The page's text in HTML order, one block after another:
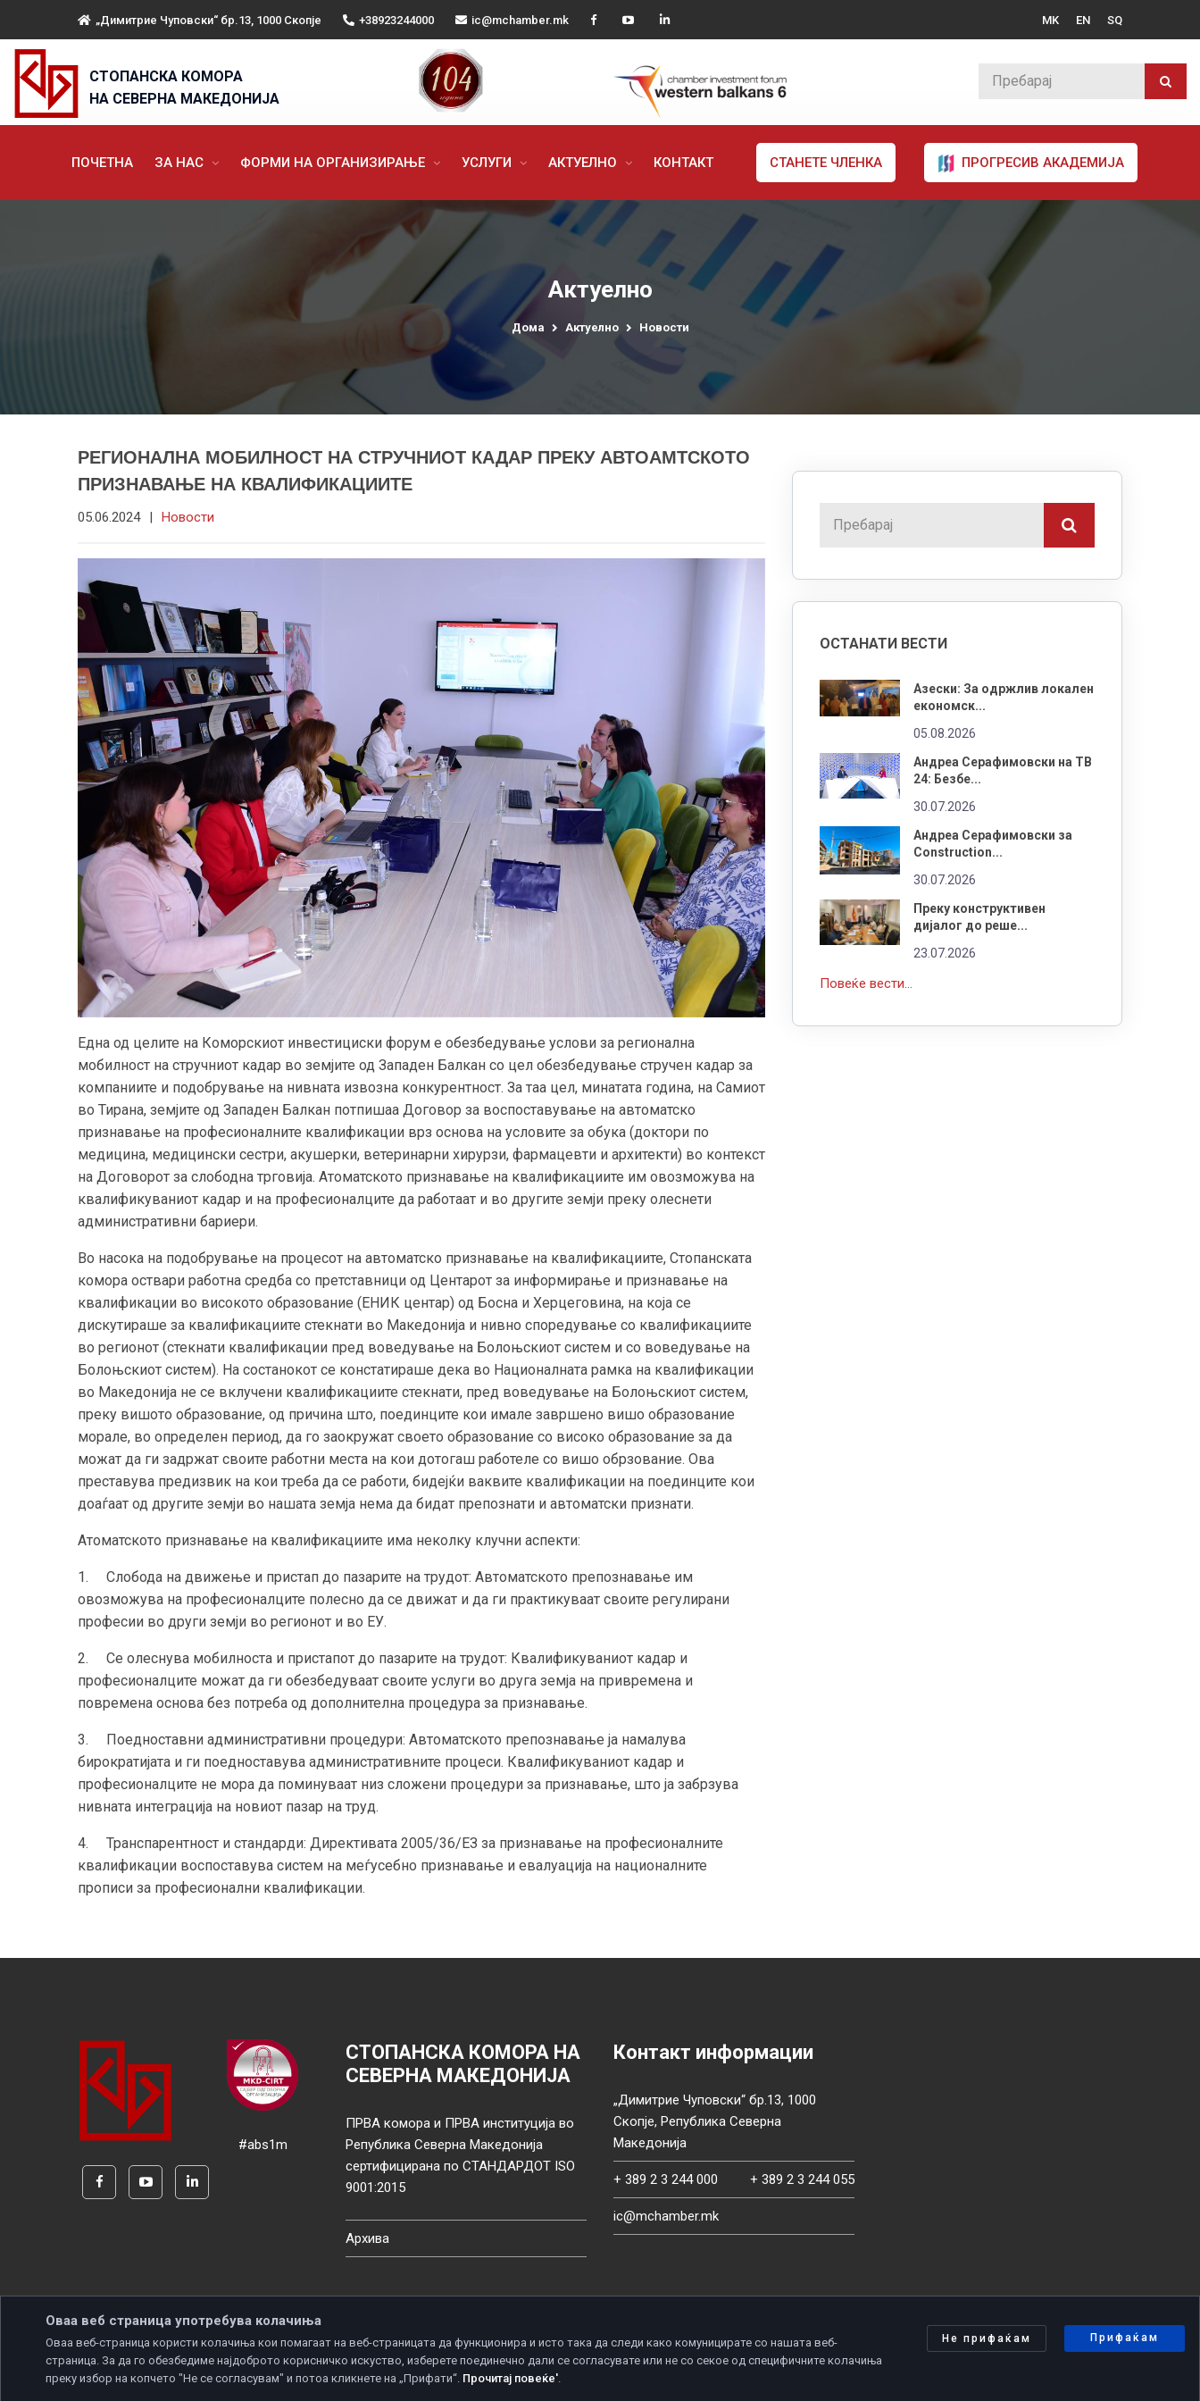
„Димитрие Чуповски“ бр.13, 1000 Скопје +38923244000 ic@mchamber.mk MK EN SQ
СТОПАНСКА КОМОРА
НА СЕВЕРНА МАКЕДОНИЈА
ПОЧЕТНА ЗА НАС ФОРМИ НА ОРГАНИЗИРАЊЕ УСЛУГИ АКТУЕЛНО КОНТАКТ СТАНЕТЕ ЧЛЕНКА ПРОГРЕСИВ АКАДЕМИЈА
Актуелно
Дома Актуелно Новости
РЕГИОНАЛНА МОБИЛНОСТ НА СТРУЧНИОТ КАДАР ПРЕКУ АВТОАМТСКОТО
ПРИЗНАВАЊЕ НА КВАЛИФИКАЦИИТЕ
05.06.2024 | Новости
Една од целите на Коморскиот инвестициски форум е обезбедување услови за регионална
мобилност на стручниот кадар во земјите од Западен Балкан со цел обезбедување стручен кадар за
компаниите и подобрување на нивната извозна конкурентност. За таа цел, минатата година, на Самиот
во Тирана, земјите од Западен Балкан потпишаа Договор за воспоставување на автоматско
признавање на професионалните квалификации врз основа на условите за обука (доктори по
медицина, медицински сестри, акушерки, ветеринарни хирурзи, фармацевти и архитекти) во контекст
на Договорот за слободна трговија. Атоматското признавање на квалификациите им овозможува на
квалификуваниот кадар и на професионалците да работаат и во другите земји преку олеснети
административни бариери.
Во насока на подобрување на процесот на автоматско признавање на квалификациите, Стопанската
комора оствари работна средба со претставници од Центарот за информирање и признавање на
квалификации во високото образование (ЕНИК центар) од Босна и Херцеговина, на која се
дискутираше за квалификациите стекнати во Македонија и нивно споредување со квалификациите
во регионот (стекнати квалификации пред воведување на Болоњскиот систем и со воведување на
Болоњскиот систем). На состанокот се констатираше дека во Националната рамка на квалификации
во Македонија не се вклучени квалификациите стекнати, пред воведување на Болоњскиот систем,
преку вишото образование, од причина што, поединците кои имале завршено вишо образование
морале, во определен период, да го заокружат своето образование со високо образование за да
можат да ги задржат своите работни места на кои дотогаш работеле со вишо обрзование. Ова
преставува предизвик на кои треба да се работи, бидејќи ваквите квалификации на поединците кои
доаѓаат од другите земји во нашата земја нема да бидат препознати и автоматски признати.
Атоматското признавање на квалификациите има неколку клучни аспекти:
1. Слобода на движење и пристап до пазарите на трудот: Автоматското препознавање им
овозможува на професионалците полесно да се движат и да ги практикуваат своите регулирани
професии во други земји во регионот и во ЕУ.
2. Се олеснува мобилноста и пристапот до пазарите на трудот: Квалификуваниот кадар и
професионалците можат да ги обезбедуваат своите услуги во друга земја на привремена и
повремена основа без потреба од дополнителна процедура за признавање.
3. Поедноставни административни процедури: Автоматското препознавање ја намалува
бирократијата и ги поедноставува административните процеси. Квалификуваниот кадар и
професионалците не мора да поминуваат низ сложени процедури за признавање, што ја забрзува
нивната интеграција на новиот пазар на труд.
4. Транспарентност и стандарди: Директивата 2005/36/ЕЗ за признавање на професионалните
квалификации воспоставува систем на меѓусебно признавање и евалуација на националните
прописи за професионални квалификации.
ОСТАНАТИ ВЕСТИ
Азески: За одржлив локален
економск...
05.08.2026
Андреа Серафимовски на ТВ
24: Безбе...
30.07.2026
Андреа Серафимовски за
Construction...
30.07.2026
Преку конструктивен
дијалог до реше...
23.07.2026
Повеќе вести...
#abs1m
СТОПАНСКА КОМОРА НА
СЕВЕРНА МАКЕДОНИЈА
ПРВА комора и ПРВА институција во
Република Северна Македонија
сертифицирана по СТАНДАРДОТ ISO
9001:2015
Архива
Контакт информации
„Димитрие Чуповски“ бр.13, 1000
Скопје, Република Северна
Македонија
+ 389 2 3 244 000 + 389 2 3 244 055
ic@mchamber.mk
Copyright © 2026 Developed by Unet. All rights reserved. Политика за приватност
Оваа веб страница употребува колачиња
Оваа веб-страница користи колачиња кои помагаат на веб-страницата да функционира и исто така да следи како комуницирате со нашата веб-
страница. За да го обезбедиме најдоброто корисничко искуство, изберете поединечно дали се согласувате или не со секое од специфичните колачиња
преку избор на копчето "Не се согласувам" и потоа кликнете на „Прифати“. Прочитај повеќе'.
Не прифаќам Прифаќам